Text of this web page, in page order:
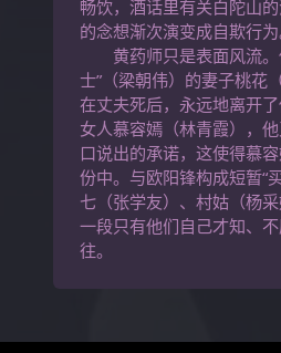
畅饮，酒话里有关白陀山
的念想渐次演变成自欺行为
黄药师只是表面风流。
士”（梁朝伟）的妻子桃花
在丈夫死后，永远地离开
女人慕容嫣（林青霞），
口说出的承诺，这使得慕
份中。与欧阳锋构成短暂“
七（张学友）、村姑（杨
一段只有他们自己才知、
往。